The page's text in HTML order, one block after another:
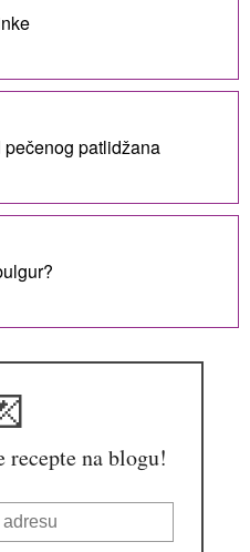
pečenog patlidžana
recepte na blogu!